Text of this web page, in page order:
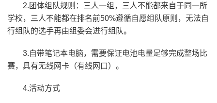
2.团体组队规则：三人一组，三人不能都来自于同一所
学校，三人不能都在排名前50%遵循自愿组队原则，无法自
行组队的选手再由组委会进行组队。
3.自带笔记本电脑，需要保证电池电量足够完成整场比
赛，具有无线网卡（有线网口）。
4.活动方式